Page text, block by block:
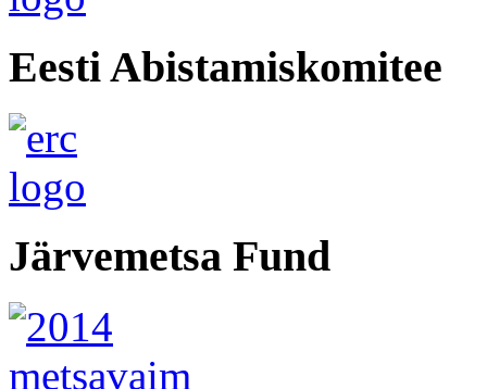
Eesti Abistamiskomitee
Järvemetsa Fund